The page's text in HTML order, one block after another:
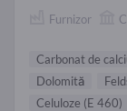
Furnizor
Carbonat de
Dolomită
Celuloze (E 460)